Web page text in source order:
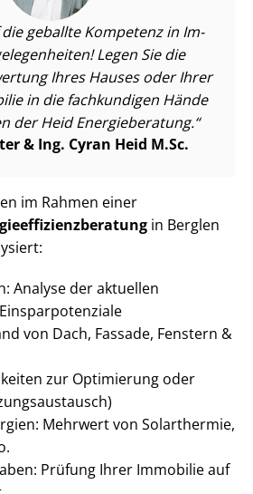
die geballte Kompetenz in Im­
Legen Sie die
Ihres Hauses oder Ihrer
in die fachkundigen Hände
der Heid Energieberatung.
& Ing. Cyran Heid M.Sc.
im Rahmen einer
in Berglen
Analyse der aktuellen
von Dach, Fassade, Fenstern &
zur Optimierung oder
Mehrwert von Solarthermie,
Prüfung Ihrer Immobilie auf